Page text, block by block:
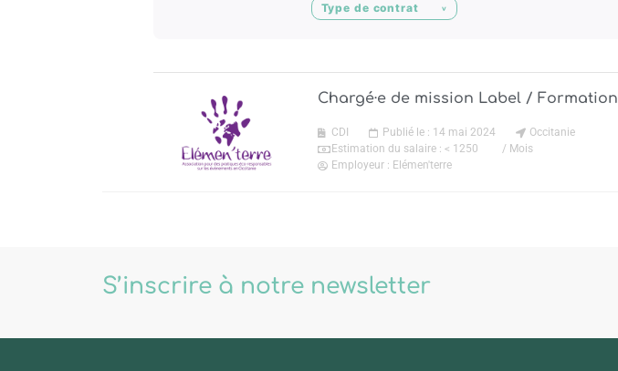
Type de contrat
Chargé·e de mission Label / Formation
CDI Publié le : 14 mai 2024
Occitanie
Estimation du salaire : < 1250
/ Mois
Employeur : Elémen'terre
S’inscrire à notre newsletter